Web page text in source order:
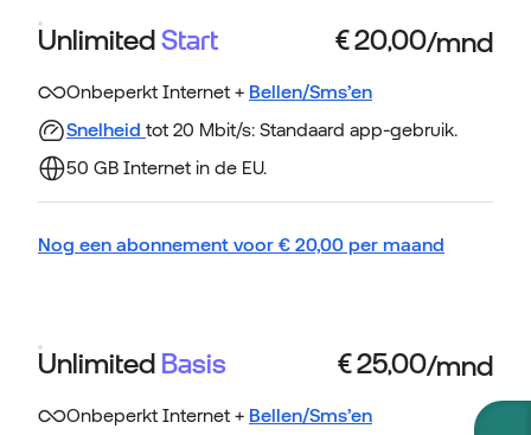
UnlimitedStart
Onbeperkt Internet + Bellen/Sms’en
Snelheid tot 20 Mbit/s: Standaard app-gebruik.
50 GB Internet in de EU.
Nog een abonnement voor € 20,00 per maand
Unlimited Basis
Onbeperkt Internet + Bellen/Sms’en